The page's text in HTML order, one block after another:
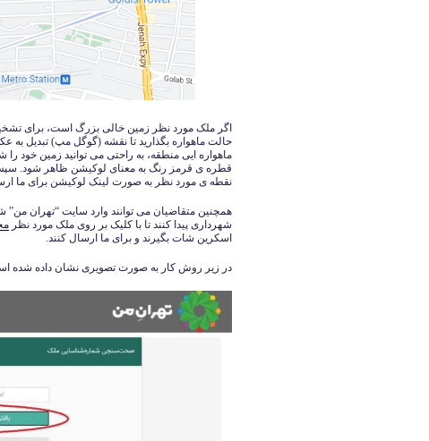
اگر ملک مورد نظر زمین خالی بزرگ است، برای
حالت ماهواره بگذارید تا نقشه (گوگل مپ) تبدیل
ماهواره ایی منطقه، به راحتی می توانید زمین خود
قطره ی قرمز رنگ به معنای لوکیشن ظاهر شود. سپس
نقطه ی مورد نظر به صورت لینک لوکیشن برای ما
همچنین متقاضیان می توانند وارد سایت “تهران
شهرداری پیدا کنند تا با کلیک بر روی ملک مورد نظر
اسکرین شات بگیرند و برای ما ارسال کنند.
در زیر روش کار به صورت تصویری نشان داده شده